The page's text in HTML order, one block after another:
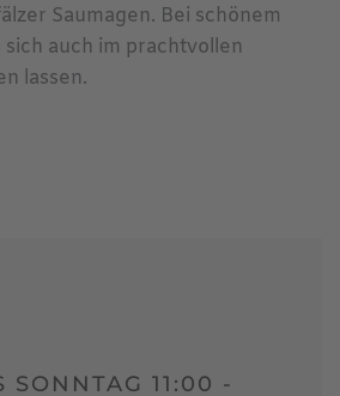
Saumagen. Bei schönem
auch im prachtvollen
lassen.
SONNTAG 11:00 -